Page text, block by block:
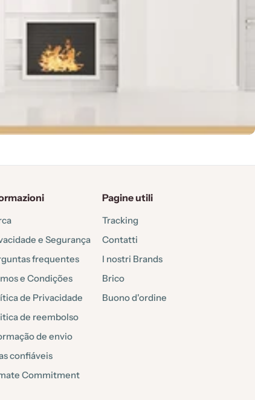
e Segurança
frequentes
e Condições
de Privacidade
de reembolso
de envio
confiáveis
Commitment
Pagine utili
Tracking
Contatti
I nostri Brands
Brico
Buono d'ordine